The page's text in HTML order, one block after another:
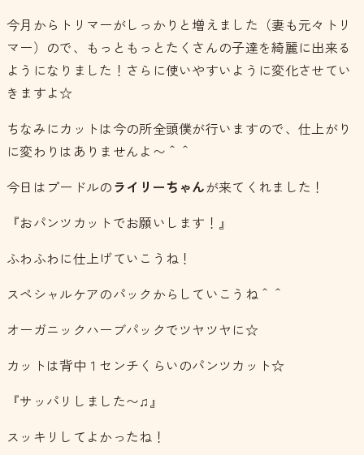
今月からトリマーがしっかりと増えました（妻も元々トリ
マー）ので、もっともっとたくさんの子達を綺麗に出来る
ようになりました！さらに使いやすいように変化させてい
きますよ☆
ちなみにカットは今の所全頭僕が行いますので、仕上がり
に変わりはありませんよ〜＾＾
今日はプードルのライリーちゃんが来てくれました！
『おパンツカットでお願いします！』
ふわふわに仕上げていこうね！
スペシャルケアのパックからしていこうね＾＾
オーガニックハーブパックでツヤツヤに☆
カットは背中１センチくらいのパンツカット☆
『サッパリしました〜♫』
スッキリしてよかったね！